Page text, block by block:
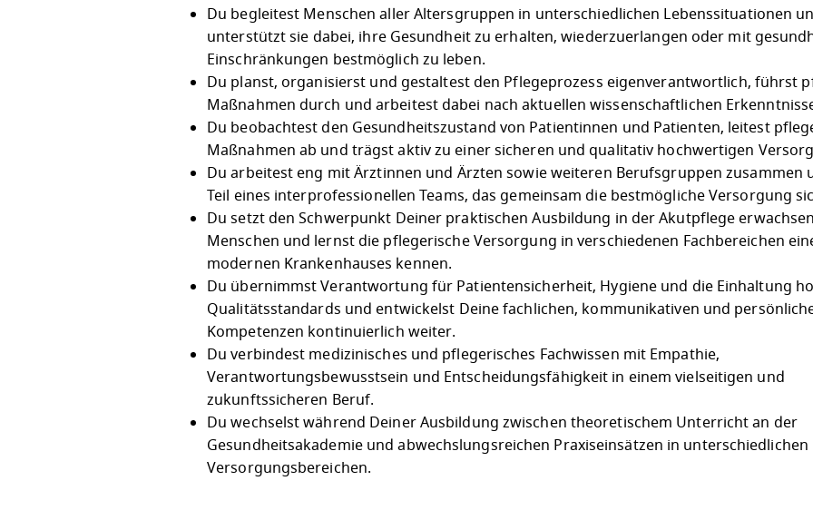
Du begleitest Menschen aller Altersgruppen in unterschiedlichen Lebenssituationen
unterstützt sie dabei, ihre Gesundheit zu erhalten, wiederzuerlangen oder mit
Einschränkungen bestmöglich zu leben.
Du planst, organisierst und gestaltest den Pflegeprozess eigenverantwortlich, führst
Maßnahmen durch und arbeitest dabei nach aktuellen wissenschaftlichen
Du beobachtest den Gesundheitszustand von Patientinnen und Patienten, leitest
Maßnahmen ab und trägst aktiv zu einer sicheren und qualitativ hochwertigen
Du arbeitest eng mit Ärztinnen und Ärzten sowie weiteren Berufsgruppen zusammen
Teil eines interprofessionellen Teams, das gemeinsam die bestmögliche Versorgung
Du setzt den Schwerpunkt Deiner praktischen Ausbildung in der Akutpflege
Menschen und lernst die pflegerische Versorgung in verschiedenen Fachbereichen
modernen Krankenhauses kennen.
Du übernimmst Verantwortung für Patientensicherheit, Hygiene und die Einhaltung
Qualitätsstandards und entwickelst Deine fachlichen, kommunikativen und
Kompetenzen kontinuierlich weiter.
Du verbindest medizinisches und pflegerisches Fachwissen mit Empathie,
Verantwortungsbewusstsein und Entscheidungsfähigkeit in einem vielseitigen und
zukunftssicheren Beruf.
Du wechselst während Deiner Ausbildung zwischen theoretischem Unterricht an der
Gesundheitsakademie und abwechslungsreichen Praxiseinsätzen in unterschiedlichen
Versorgungsbereichen.